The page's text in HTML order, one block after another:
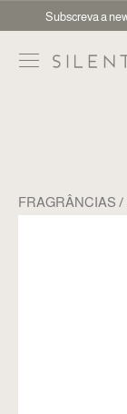
Subscreva a
FRAGRÂNCIAS